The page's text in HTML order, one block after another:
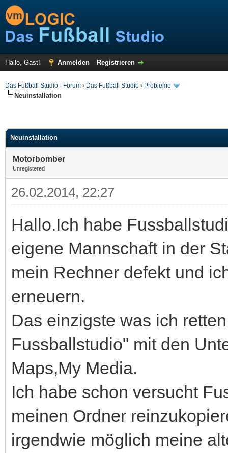
Hallo, Gast! Anmelden Registrieren
Das Fußball Studio - Forum › Das Fußball Studio › Probleme
Neuinstallation
Neuinstallation
Motorbomber
Unregistered
26.02.2014, 22:27
Hallo.Ich habe
eigene Mannschaft in der
mein Rechner defekt und
erneuern.
Das einzigste was ich
Fussballstudio" mit den
Maps,My Media.
Ich habe schon versucht
meinen Ordner
irgendwie möglich meine